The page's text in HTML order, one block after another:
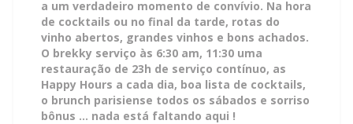
a um verdadeiro momento de convívio. Na hora
de cocktails ou no final da tarde, rotas do
vinho abertos, grandes vinhos e bons achados.
O brekky serviço às 6:30 am, 11:30 uma
restauração de 23h de serviço contínuo, as
Happy Hours a cada dia, boa lista de cocktails,
o brunch parisiense todos os sábados e sorriso
bônus ... nada está faltando aqui !